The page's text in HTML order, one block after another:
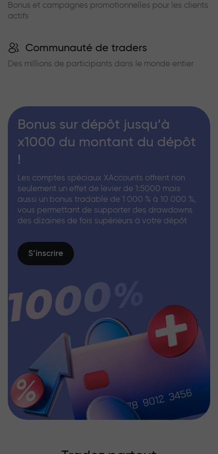
Bonus et campagnes promotionnelles pour les clients
actifs
Communauté de traders
Des millions de participants dans le monde entier
Bonus sur dépôt jusqu’à
x1000 du montant du dépôt
!
Les comptes spéciaux XAccounts offrent non
seulement un effet de levier de 1:5000 mais
aussi un bonus tradable de 1 000 % à 10 000 %,
vous permettant de supporter des drawdowns
des dizaines de fois supérieurs à votre dépôt
S’inscrire